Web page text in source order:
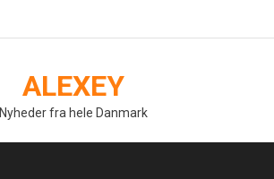
ALEXEY
Nyheder fra hele Danmark